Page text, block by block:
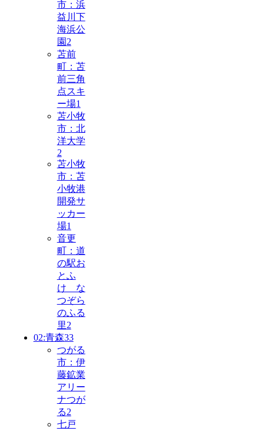
市：浜
益川下
海浜公
園 2
苫前
町：苫
前三角
点スキ
ー場1
苫小牧
市：北
洋大学
2
苫小牧
市：苫
小牧港
開発サ
ッカー
場1
音更
町：道
の駅お
とふ
け な
つぞら
のふる
里2
02:青森33
つがる
市：伊
藤鉱業
アリー
ナつが
る2
七戸